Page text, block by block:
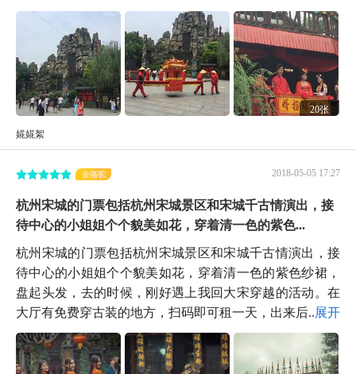
20张
婲婲絮
2018-05-05 17:27
金骆驼
杭州宋城的门票包括杭州宋城景区和宋城千古情演出，接
待中心的小姐姐个个貌美如花，穿着清一色的紫色...
杭州宋城的门票包括杭州宋城景区和宋城千古情演出，接
待中心的小姐姐个个貌美如花，穿着清一色的紫色纱裙，
盘起头发，去的时候，刚好遇上我回大宋穿越的活动。在
大厅有免费穿古装的地方，扫码即可租一天，出来后...展开